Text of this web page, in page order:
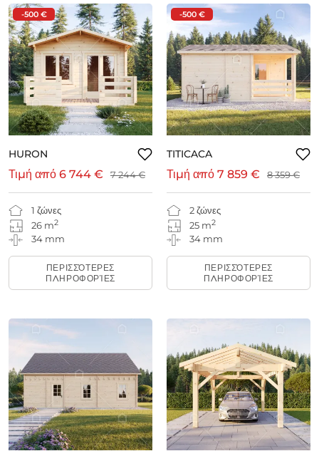
-500 €
HURON
1 ζώνες
26 m2
34 mm
Τιμή από 6 744 € 7 244 €
ΠΕΡΙΣΣΌΤΕΡΕΣ
ΠΛΗΡΟΦΟΡΊΕΣ
-500 €
TITICACA
2 ζώνες
25 m2
34 mm
Τιμή από 7 859 € 8 359 €
ΠΕΡΙΣΣΌΤΕΡΕΣ
ΠΛΗΡΟΦΟΡΊΕΣ